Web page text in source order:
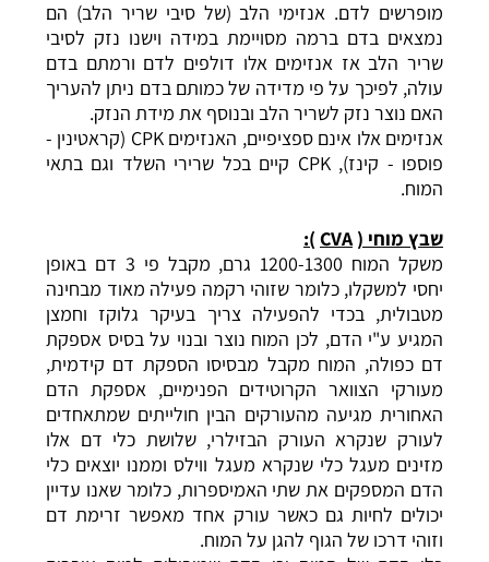
מופרשים לדם. אנזימי הלב (של סיבי שריר הלב) הם
נמצאים בדם ברמה מסויימת במידה וישנו נזק לסיבי
שריר הלב אז אנזימים אלו דולפים לדם ורמתם בדם
עולה, לפיכך על פי מדידה של כמותם בדם ניתן להעריך
האם נוצר נזק לשריר הלב ובנוסף את מידת הנזק.
אנזימים אלו אינם ספציפיים, האנזימים CPK (קראטינין -
פוספו - קינז), CPK קיים בכל שרירי השלד וגם בתאי
המוח.
שבץ מוחי ( CVA
):
משקל המוח 1200-1300 גרם, מקבל פי 3 דם באופן
יחסי למשקלו, כלומר שזוהי רקמה פעילה מאוד מבחינה
מטבולית, בכדי להפעילה צריך בעיקר גלוקז וחמצן
המגיע ע"י הדם, לכן המוח נוצר ובנוי על בסיס אספקת
דם כפולה, המוח מקבל מבסיסו הספקת דם קידמית,
מעורקי הצוואר הקרוטידים הפנימיים, אספקת הדם
האחורית מגיעה מהעורקים הבין חולייתים שמתאחדים
לעורק שנקרא העורק הבזילרי, שלושת כלי דם אלו
מזינים מעגל כלי שנקרא מעגל ווילס וממנו יוצאים כלי
הדם המספקים את שתי האמיספרות, כלומר שאנו עדיין
יכולים לחיות גם כאשר עורק אחד מאפשר זרימת דם
וזוהי דרכו של הגוף להגן על המוח.